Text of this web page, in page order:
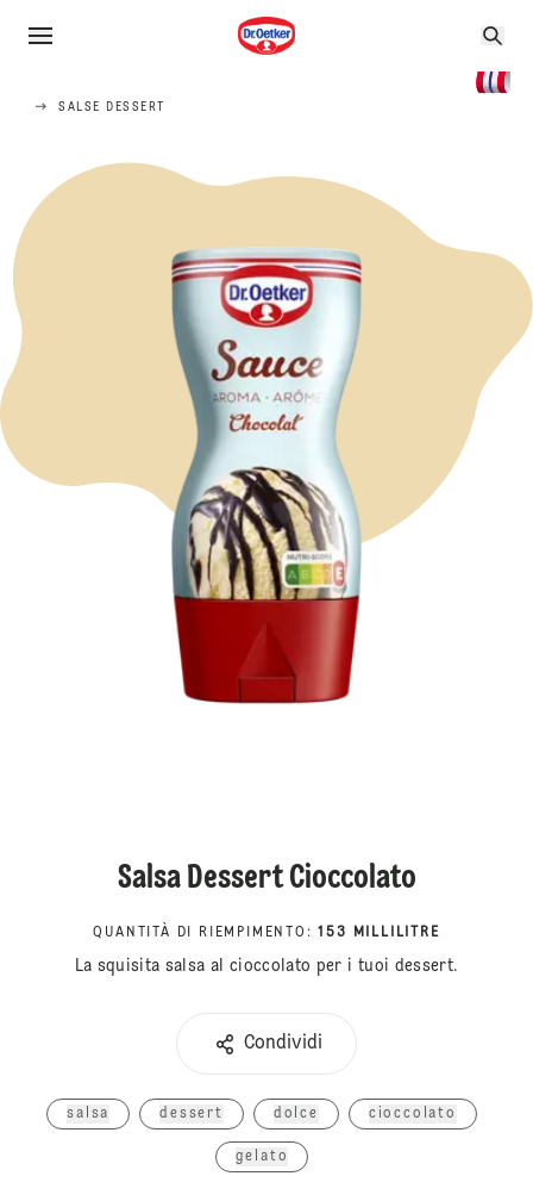
SALSE DESSERT
Salsa Dessert Cioccolato
QUANTITÀ DI RIEMPIMENTO : 153 MILLILITRE
La squisita salsa al cioccolato per i tuoi dessert.
Condividi
salsa dessert dolce cioccolato
gelato